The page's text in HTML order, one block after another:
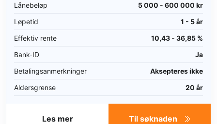
Lånebeløp
5 000 - 600 000 kr
Løpetid
1 - 5 år
Effektiv rente
10,43 - 36,85 %
Bank-ID
Ja
Betalingsanmerkninger
Aksepteres ikke
Aldersgrense
20 år
Til søknaden
Les mer